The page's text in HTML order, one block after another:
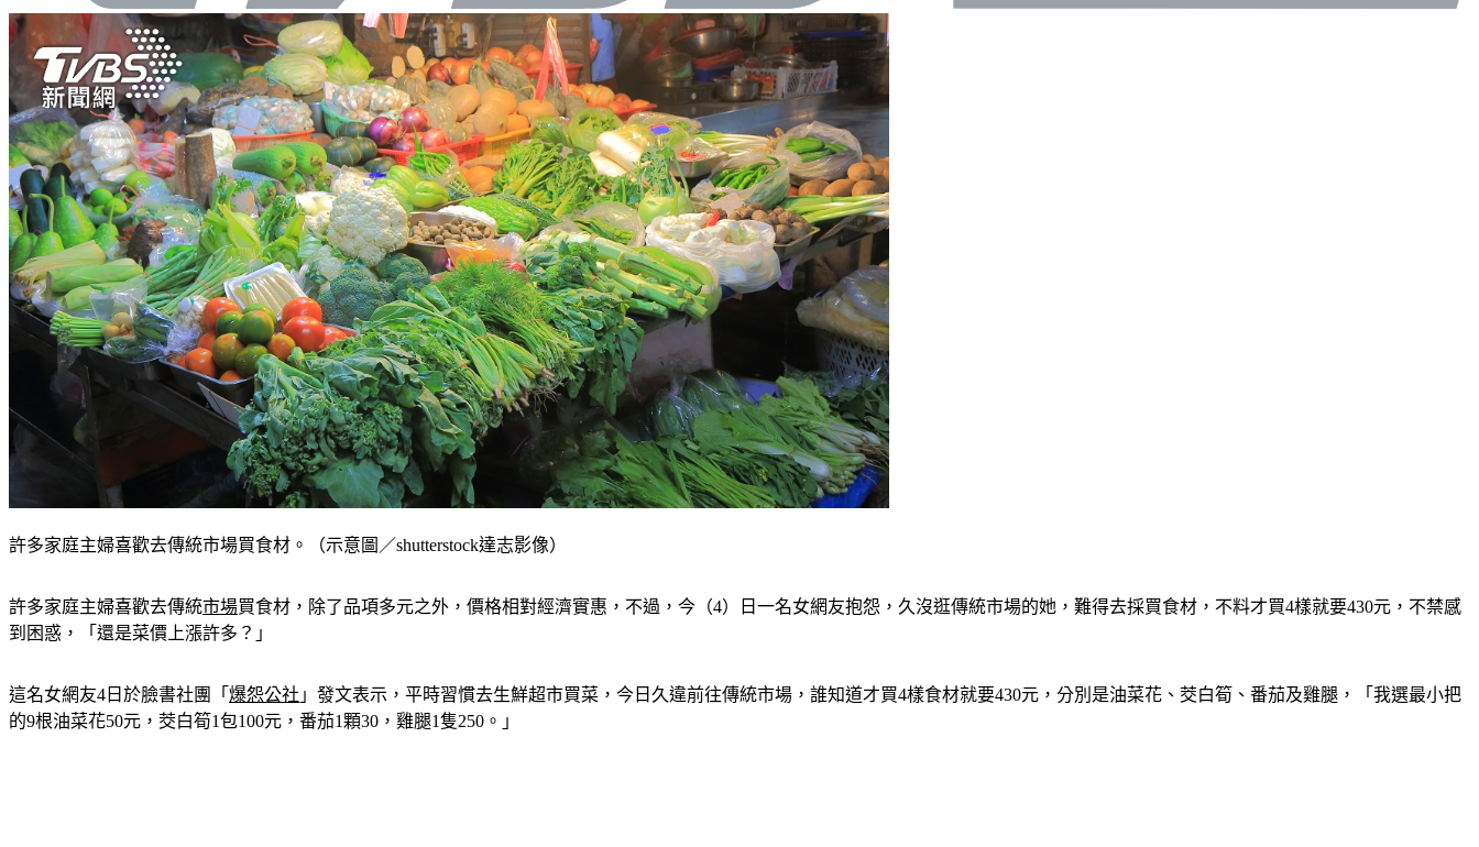
許多家庭主婦喜歡去傳統市場買食材。（示意圖／shutterstock達志影像）
許多家庭主婦喜歡去傳統市場買食材，除了品項多元之外，價格相對經濟實惠，不過，今（4）日一名女網友抱怨，久沒逛傳統市場的她，難得去採買食材，不料才買4樣就要430元，不禁感
到困惑，「還是菜價上漲許多？」
這名女網友4日於臉書社團「 爆怨公社 」發文表示，平時習慣去生鮮超市買菜，今日久違前往傳統市場，誰知道才買4樣食材就要430元，分別是油菜花、茭白筍、番茄及雞腿，「我選最小把
的9根油菜花50元，茭白筍1包100元，番茄1顆30，雞腿1隻250。」